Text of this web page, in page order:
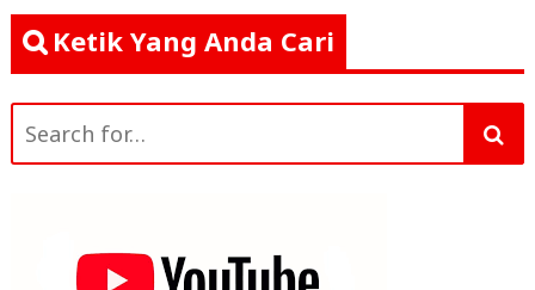
o
o
k
p
p
Ketik Yang Anda Cari
for: